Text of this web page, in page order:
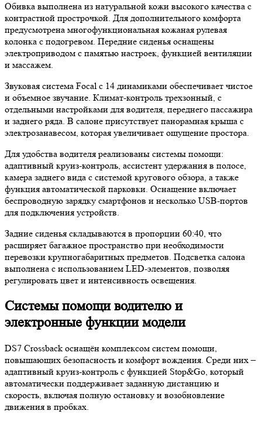
Обивка выполнена из натуральной кожи высокого качества с
контрастной прострочкой. Для дополнительного комфорта
предусмотрена многофункциональная кожаная рулевая
колонка с подогревом. Передние сиденья оснащены
электроприводом с памятью настроек, функцией вентиляции
и массажем.
Звуковая система Focal с 14 динамиками обеспечивает чистое
и объемное звучание. Климат-контроль трехзонный, с
отдельными настройками для водителя, переднего пассажира
и заднего ряда. В салоне присутствует панорамная крыша с
электрозанавесом, которая увеличивает ощущение простора.
Для удобства водителя реализованы системы помощи:
адаптивный круиз-контроль, ассистент удержания в полосе,
камера заднего вида с системой кругового обзора, а также
функция автоматической парковки. Оснащение включает
беспроводную зарядку смартфонов и несколько USB-портов
для подключения устройств.
Задние сиденья складываются в пропорции 60:40, что
расширяет багажное пространство при необходимости
перевозки крупногабаритных предметов. Подсветка салона
выполнена с использованием LED-элементов, позволяя
регулировать цвет и интенсивность освещения.
Системы помощи водителю и
электронные функции модели
DS7 Crossback оснащён комплексом систем помощи,
повышающих безопасность и комфорт вождения. Среди них –
адаптивный круиз-контроль с функцией Stop&Go, который
автоматически поддерживает заданную дистанцию и
скорость, включая полную остановку и возобновление
движения в пробках.